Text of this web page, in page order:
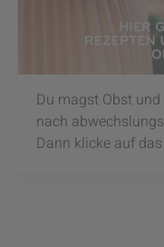
Du magst Obst
nach
Dann klicke auf